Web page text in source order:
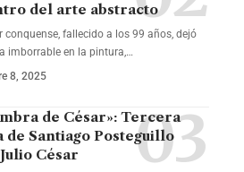
del arte abstracto
conquense, fallecido a los 99 años, dejó
imborrable en la pintura,…
8, 2025
de César»: Tercera
de Santiago Posteguillo
César